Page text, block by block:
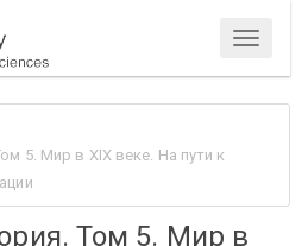
Menu
5. Мир в XIX веке. На пути к
Том 5. Мир в